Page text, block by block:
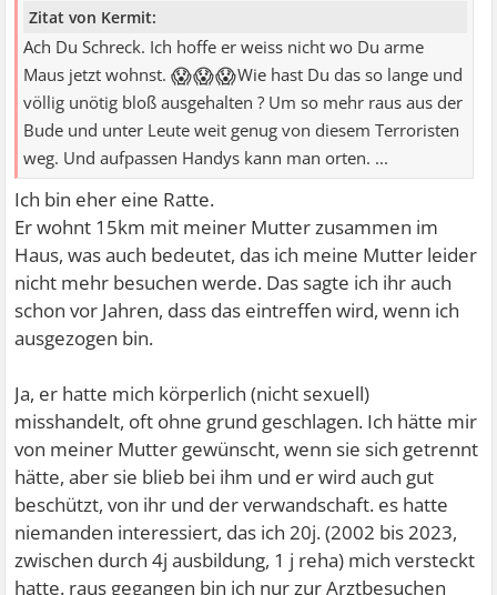
Zitat von Kermit:
Ach Du Schreck. Ich hoffe er weiss nicht wo Du arme
Maus jetzt wohnst.😱😱😱Wie hast Du das so lange und
völlig unötig bloß ausgehalten ? Um so mehr raus aus der
Bude und unter Leute weit genug von diesem Terroristen
weg. Und aufpassen Handys kann man orten. ...
Ich bin eher eine Ratte.
Er wohnt 15km mit meiner Mutter zusammen im
Haus, was auch bedeutet, das ich meine Mutter leider
nicht mehr besuchen werde. Das sagte ich ihr auch
schon vor Jahren, dass das eintreffen wird, wenn ich
ausgezogen bin.
Ja, er hatte mich körperlich (nicht sexuell)
misshandelt, oft ohne grund geschlagen. Ich hätte mir
von meiner Mutter gewünscht, wenn sie sich getrennt
hätte, aber sie blieb bei ihm und er wird auch gut
beschützt, von ihr und der verwandschaft. es hatte
niemanden interessiert, das ich 20j. (2002 bis 2023,
zwischen durch 4j ausbildung, 1 j reha) mich versteckt
hatte. raus gegangen bin ich nur zur Arztbesuchen